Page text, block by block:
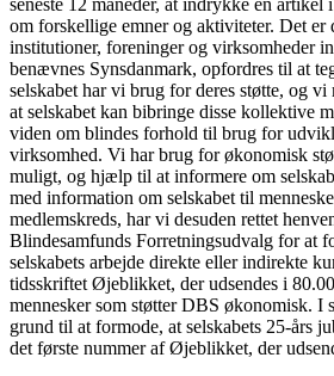
om forskellige emner og aktiviteter. Det er
institutioner, foreninger og virksomheder
benævnes Synsdanmark, opfordres til at
selskabet har vi brug for deres støtte, og vi
at selskabet kan bibringe disse kollektive
viden om blindes forhold til brug for
virksomhed. Vi har brug for økonomisk
muligt, og hjælp til at informere om
med information om selskabet til
medlemskreds, har vi desuden rettet
Blindesamfunds Forretningsudvalg for at
selskabets arbejde direkte eller indirekte
tidsskriftet Øjeblikket, der udsendes i
mennesker som støtter DBS økonomisk. I
grund til at formode, at selskabets 25-års
det første nummer af Øjeblikket, der